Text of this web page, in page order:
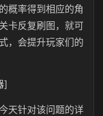
概率得到相应的角
卡反复刷图，就可
，会提升玩家们的
]
天针对该问题的详